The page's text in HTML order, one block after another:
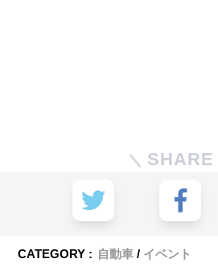
SHARE
CATEGORY : 自動車 イベント